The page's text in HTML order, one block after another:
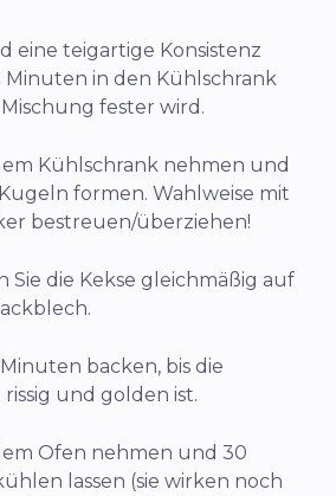
eine teigartige Konsistenz
Minuten in den Kühlschrank
fester wird.
Kühlschrank nehmen und
formen. Wahlweise mit
bestreuen/überziehen!
Sie die Kekse gleichmäßig auf
Minuten backen, bis die
und golden ist.
Ofen nehmen und 30
lassen (sie wirken noch